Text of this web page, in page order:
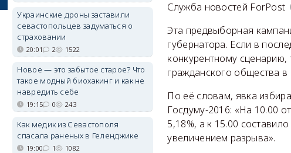
Служба новостей ForPost
Эта предвыборная
губернатора. Если в
конкурентному
гражданского общества
По её словам, явка
Госдуму-2016: «На 10.00
5,18%, а к 15.00
увеличением разрыва».
Украинские дроны заставили
севастопольцев задуматься о
страховании
20:01 2 1522
Новое — это забытое старое? Что
такое модный биохакинг и как не
навредить себе
19:15 0 243
Как медик из Севастополя
спасала раненых в Геленджике
19:00 1 1082